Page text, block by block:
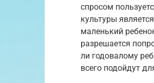
спросом
культуры
маленький
разрешается
ли годовалому
всего подойдут